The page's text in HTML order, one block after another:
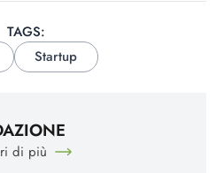
TAGS:
Startup
di più